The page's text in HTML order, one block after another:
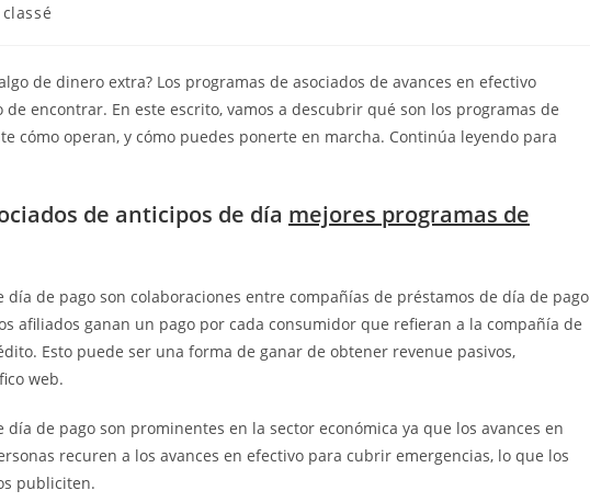
de dinero extra? Los programas de asociados de avances en efectivo
encontrar. En este escrito, vamos a descubrir qué son los programas de
cómo operan, y cómo puedes ponerte en marcha. Continúa leyendo para
de anticipos de día mejores programas de
día de pago son colaboraciones entre compañías de préstamos de día de pago
afiliados ganan un pago por cada consumidor que refieran a la compañía de
Esto puede ser una forma de ganar de obtener revenue pasivos,
web.
de pago son prominentes en la sector económica ya que los avances en
recuren a los avances en efectivo para cubrir emergencias, lo que los
publiciten.